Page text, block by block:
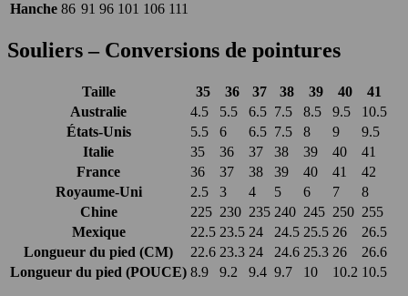
Hanche 86 91 96 101 106 111
Souliers – Conversions de pointures
Taille 35 36 37 38 39 40
41
Australie
4.5 5.5 6.5 7.5 8.5 9.5
10.5
États-Unis
5.5 6 6.5 7.5 8 9
9.5
Italie
35 36 37 38 39 40
41
France
36 37 38 39 40 41
42
Royaume-Uni
2.5 3 4 5 6 7
8
Chine
225 230 235 240 245 250 255
Mexique
22.5 23.5 24 24.5 25.5 26
26.5
Longueur du pied (CM)
22.6 23.3 24 24.6 25.3 26
26.6
Longueur du pied (POUCE) 8.9 9.2 9.4 9.7 10 10.2 10.5